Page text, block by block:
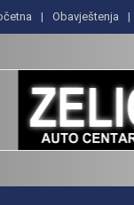
Obavještenja